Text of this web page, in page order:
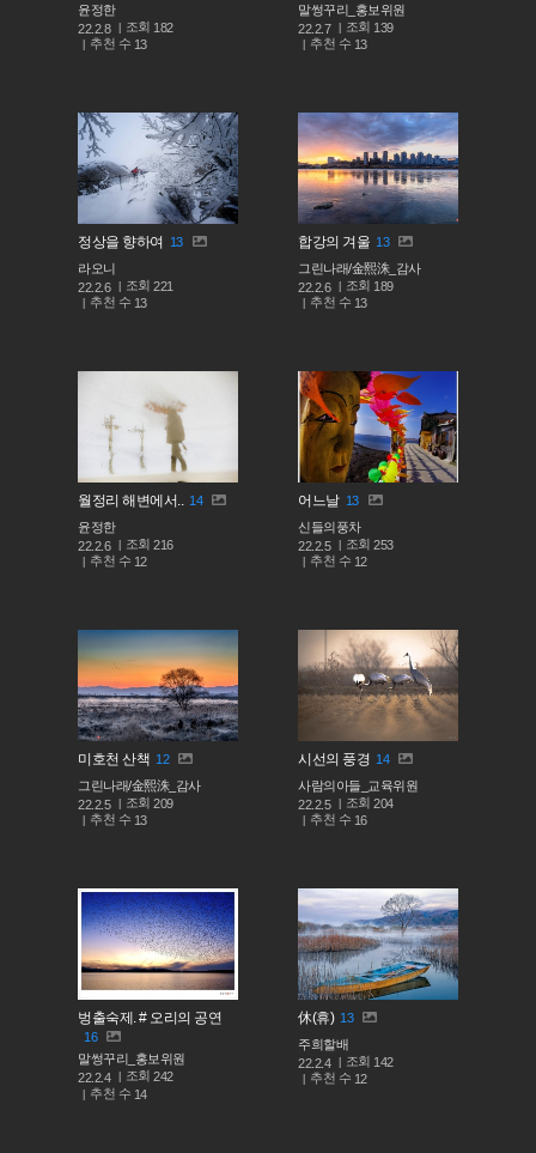
윤정한
22.2.8
조회 182
추천 수 13
말썽꾸리_홍보위원
22.2.7
조회 139
추천 수 13
정상을 향하여
13
라오니
22.2.6
조회221
추천 수 13
합강의 겨울 13
그린나래/金熙洙_감사
22.2.6
조회 189
추천 수 13
월정리 해변에서.. 14
윤정한
22.2.6
조회216
추천 수 12
어느날 13
신들의풍차
22.2.5
조회253
추천 수 12
미호천 산책 12
그린나래/金熙洙_감사
22.2.5
조회209
추천 수 13
시선의 풍경 14
사람의아들_교육위원
22.2.5
조회204
추천 수 16
벙출숙제. # 오리의 공연
16
말썽꾸리_홍보위원
22.2.4
조회242
추천 수 14
休(휴) 13
주희할배
22.2.4
조회 142
추천 수 12